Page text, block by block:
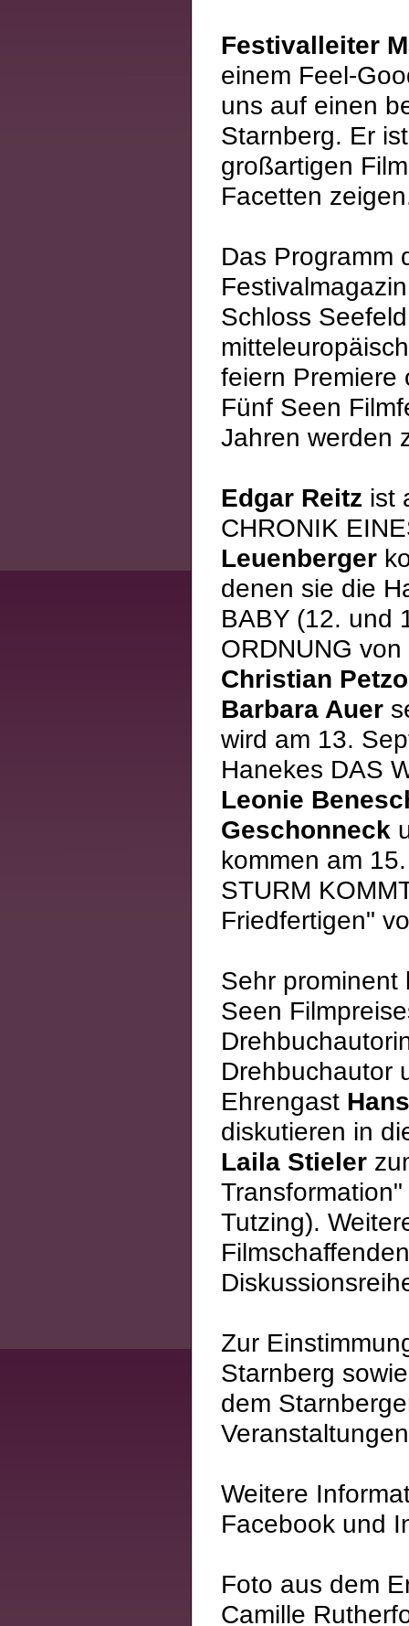
Festivalleiter
einem Feel-
uns auf einen
Starnberg. Er
großartigen
Facetten
Das Programm
Schloss
feiern Premiere
Fünf Seen
Jahren werden
Edgar Reitz ist
CHRONIK
Leuenberger
denen sie die
BABY (12. und
ORDNUNG
Christian
Barbara Auer
wird am 13.
Hanekes DAS
Leonie
Geschonneck
kommen am
STURM
Friedfertigen"
Sehr prominent
Seen
Drehbuchautor
Ehrengast
diskutieren in
Laila Stieler
Tutzing).
Zur
Starnberg
dem
Weitere
Facebook und
Foto aus dem
Camille